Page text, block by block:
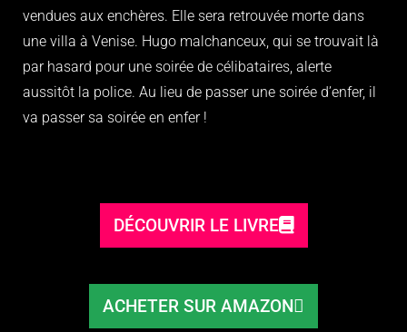
vendues aux enchères. Elle sera retrouvée morte dans
une villa à Venise. Hugo malchanceux, qui se trouvait là
par hasard pour une soirée de célibataires, alerte
aussitôt la police. Au lieu de passer une soirée d’enfer, il
va passer sa soirée en enfer !
DÉCOUVRIR LE LIVRE
ACHETER SUR AMAZON